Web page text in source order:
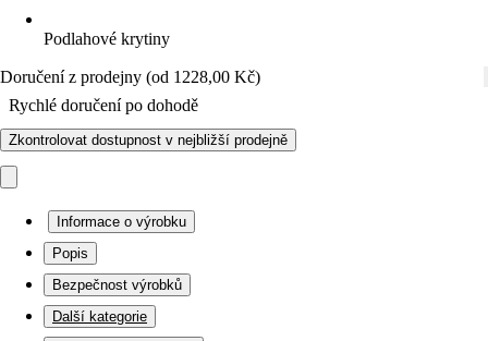
Podlahové krytiny
Doručení z prodejny (od 1228,00 Kč)
Rychlé doručení po dohodě
Zkontrolovat dostupnost v nejbližší prodejně
Informace o výrobku
Popis
Bezpečnost výrobků
Další kategorie